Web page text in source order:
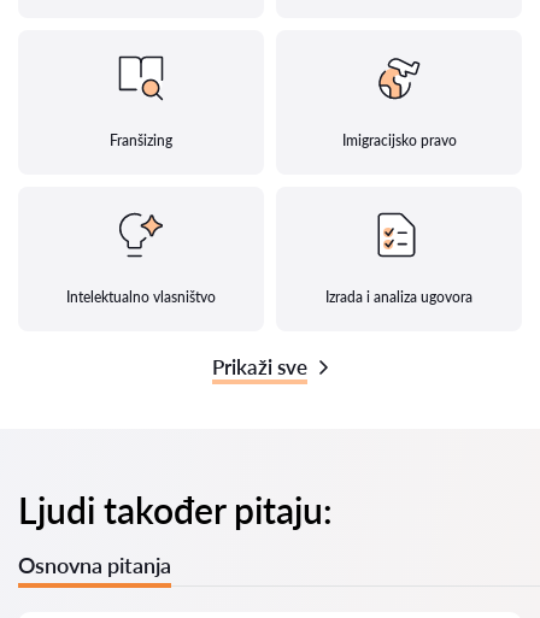
Franšizing Imigracijsko pravo
Intelektualno vlasništvo Izrada i analiza ugovora
Prikaži sve
Ljudi također pitaju:
Osnovna pitanja